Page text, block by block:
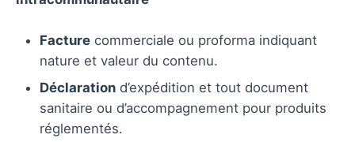
Facture commerciale ou proforma indiquant
nature et valeur du contenu.
Déclaration d’expédition et tout document
sanitaire ou d’accompagnement pour produits
réglementés.